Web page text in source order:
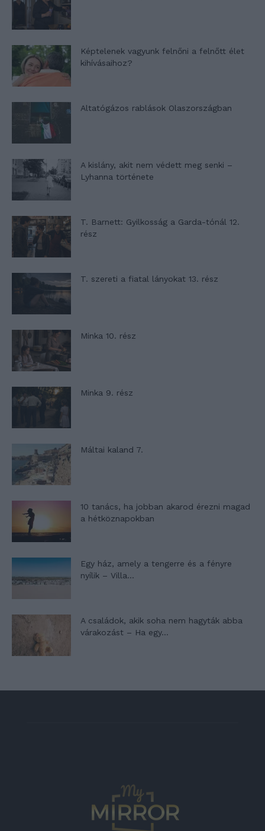
Képtelenek vagyunk felnőni a felnőtt élet
kihívásaihoz?
Altatógázos rablások Olaszországban
A kislány, akit nem védett meg senki –
Lyhanna története
T. Barnett: Gyilkosság a Garda-tónál 12.
rész
T. szereti a fiatal lányokat 13. rész
Minka 10. rész
Minka 9. rész
Máltai kaland 7.
10 tanács, ha jobban akarod érezni magad
a hétköznapokban
Egy ház, amely a tengerre és a fényre
nyílik – Villa...
A családok, akik soha nem hagyták abba
várakozást – Ha egy...